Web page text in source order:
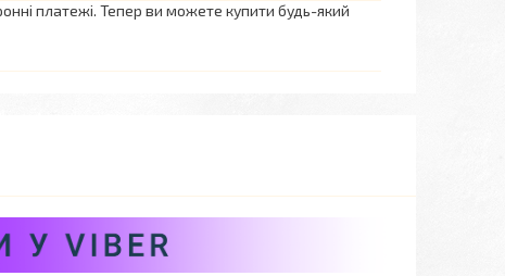
платежі. Тепер ви можете купити будь-який